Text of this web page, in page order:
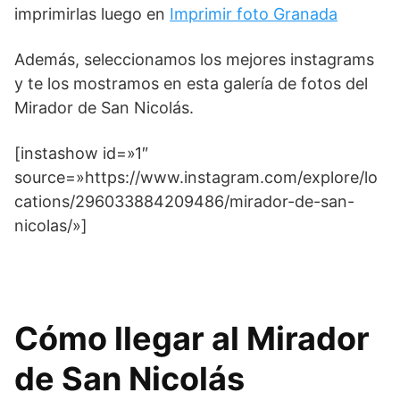
imprimirlas luego en Imprimir foto Granada
Además, seleccionamos los mejores instagrams
y te los mostramos en esta galería de fotos del
Mirador de San Nicolás.
[instashow id=»1″
source=»https://www.instagram.com/explore/lo
cations/296033884209486/mirador-de-san-
nicolas/»]
Cómo llegar al Mirador
de San Nicolás